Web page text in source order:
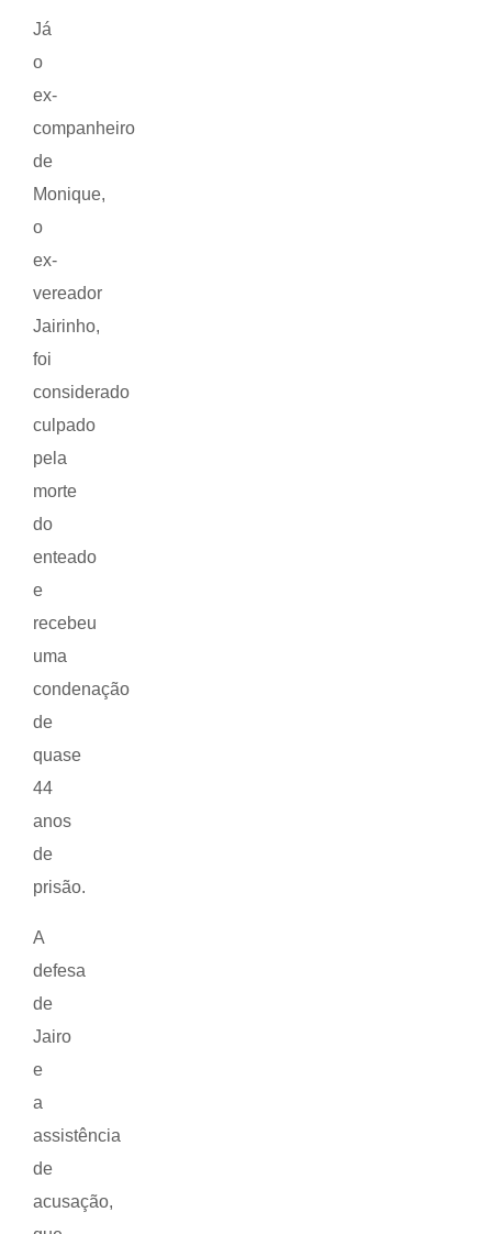
Já
o
ex-
companheiro
de
Monique,
o
ex-
vereador
Jairinho,
foi
considerado
culpado
pela
morte
do
enteado
e
recebeu
uma
condenação
de
quase
44
anos
de
prisão.
A
defesa
de
Jairo
e
a
assistência
de
acusação,